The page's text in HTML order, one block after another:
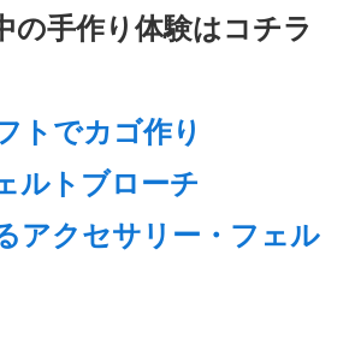
の手作り体験はコチラ
トでカゴ作り
ルトブローチ
アクセサリー・フェル